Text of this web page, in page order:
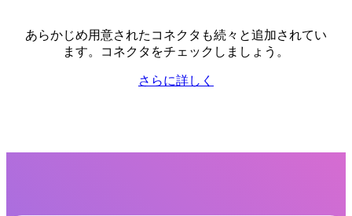
あらかじめ用意されたコネクタも続々と追加されてい
ます。コネクタをチェックしましょう。
さらに詳しく